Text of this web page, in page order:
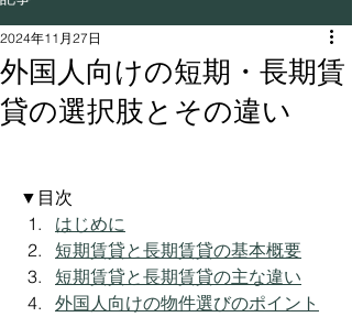
外国人向けの短期・長期賃
貸の選択肢とその違い
2024年11月27日
▼目次
はじめに
短期賃貸と長期賃貸の基本概要
短期賃貸と長期賃貸の主な違い
外国人向けの物件選びのポイント